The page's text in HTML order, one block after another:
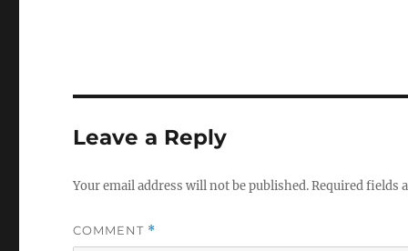
Leave a Reply
Your email address will not be published.Required fields
COMMENT *